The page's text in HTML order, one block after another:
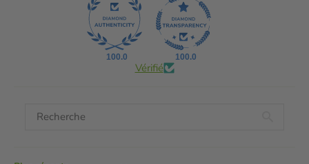
100.0 100.0
Vérifié